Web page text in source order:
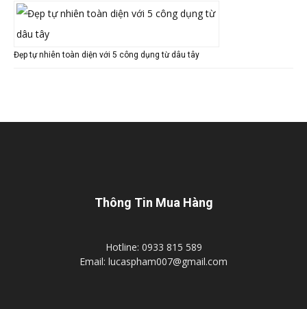
Đẹp tự nhiên toàn diện với 5 công dụng từ dâu tây
Thông Tin Mua Hàng
Hotline: 0933 815 589
Email: lucaspham007@gmail.com